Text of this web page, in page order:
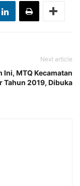
Next article
Ini, MTQ Kecamatan
Tahun 2019, Dibuka